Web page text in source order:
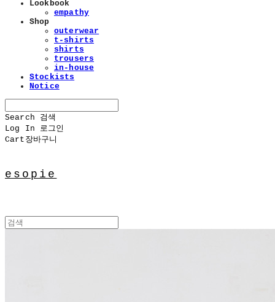
Lookbook
empathy
Shop
outerwear
t-shirts
shirts
trousers
in-house
Stockists
Notice
Search
검색
Log In
로그인
Cart 장바구니
esopie